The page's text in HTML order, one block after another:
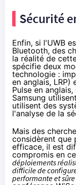
Sécurité
Enfin, si l'UWB
Bluetooth, des
la réalité de
spécifie deux
technologie :
en anglais, LRP)
Pulse en
Samsung
utilisent des
l'analyse de la
Mais des
considèrent que
efficace, il est
compromis en
déploiements
difficile de
performante et sûre